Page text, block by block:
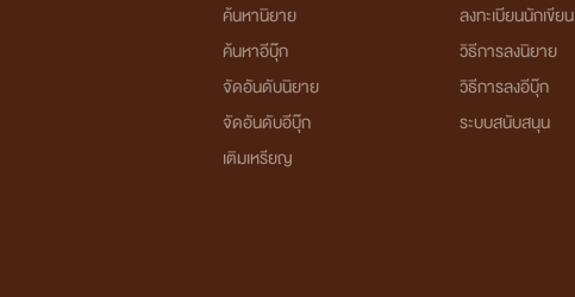
ค้นหานิยาย
ค้นหาอีบุ๊ก
จัดอันดับนิยาย
จัดอันดับอีบุ๊ก
เติมเหรียญ
ลงทะเบียนนักเขียน
วิธีการลงนิยาย
วิธีการลงอีบุ๊ก
ระบบสนับสนุน